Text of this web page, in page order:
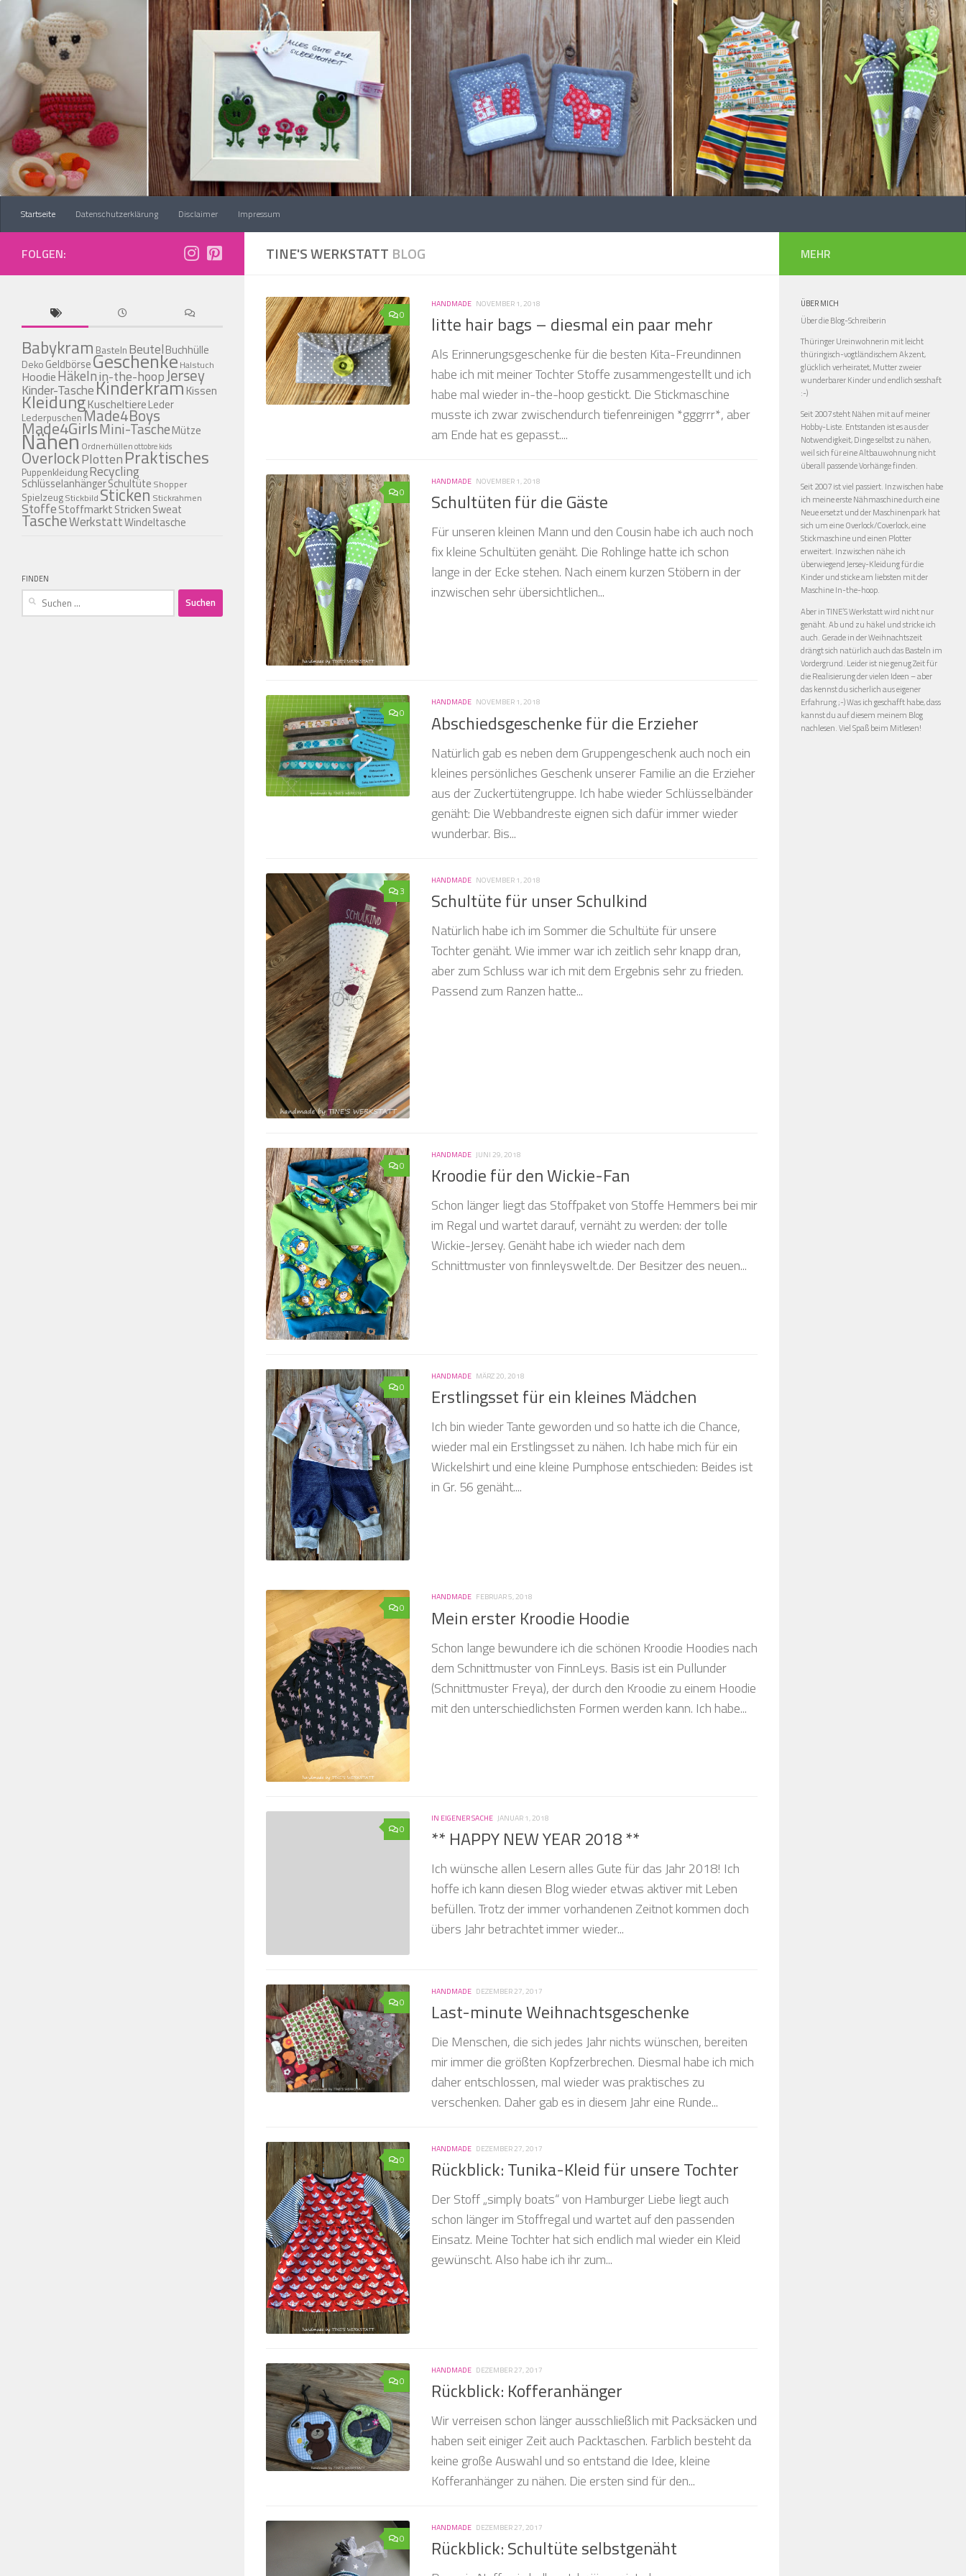
Zum Inhalt springen
Startseite Datenschutzerklärung Disclaimer Impressum
TINE'S WERKSTATT BLOG
0
HANDMADE NOVEMBER 1, 2018
litte hair bags – diesmal ein paar mehr
Als Erinnerungsgeschenke für die besten Kita-Freundinnen
habe ich mit meiner Tochter Stoffe zusammengestellt und ich
habe mal wieder in-the-hoop gestickt. Die Stickmaschine
musste ich zwar zwischendurch tiefenreinigen *gggrrr*, aber
am Ende hat es gepasst....
0
HANDMADE NOVEMBER 1, 2018
Schultüten für die Gäste
Für unseren kleinen Mann und den Cousin habe ich auch noch
fix kleine Schultüten genäht. Die Rohlinge hatte ich schon
lange in der Ecke stehen. Nach einem kurzen Stöbern in der
inzwischen sehr übersichtlichen...
0
HANDMADE NOVEMBER 1, 2018
Abschiedsgeschenke für die Erzieher
Natürlich gab es neben dem Gruppengeschenk auch noch ein
kleines persönliches Geschenk unserer Familie an die Erzieher
aus der Zuckertütengruppe. Ich habe wieder Schlüsselbänder
genäht: Die Webbandreste eignen sich dafür immer wieder
wunderbar. Bis...
3
HANDMADE NOVEMBER 1, 2018
Schultüte für unser Schulkind
Natürlich habe ich im Sommer die Schultüte für unsere
Tochter genäht. Wie immer war ich zeitlich sehr knapp dran,
aber zum Schluss war ich mit dem Ergebnis sehr zu frieden.
Passend zum Ranzen hatte...
0
HANDMADE JUNI 29, 2018
Kroodie für den Wickie-Fan
Schon länger liegt das Stoffpaket von Stoffe Hemmers bei mir
im Regal und wartet darauf, vernäht zu werden: der tolle
Wickie-Jersey. Genäht habe ich wieder nach dem
Schnittmuster von finnleyswelt.de. Der Besitzer des neuen...
0
HANDMADE MÄRZ 20, 2018
Erstlingsset für ein kleines Mädchen
Ich bin wieder Tante geworden und so hatte ich die Chance,
wieder mal ein Erstlingsset zu nähen. Ich habe mich für ein
Wickelshirt und eine kleine Pumphose entschieden: Beides ist
in Gr. 56 genäht....
0
HANDMADE FEBRUAR 5, 2018
Mein erster Kroodie Hoodie
Schon lange bewundere ich die schönen Kroodie Hoodies nach
dem Schnittmuster von FinnLeys. Basis ist ein Pullunder
(Schnittmuster Freya), der durch den Kroodie zu einem Hoodie
mit den unterschiedlichsten Formen werden kann. Ich habe...
0
IN EIGENER SACHE JANUAR 1, 2018
** HAPPY NEW YEAR 2018 **
Ich wünsche allen Lesern alles Gute für das Jahr 2018! Ich
hoffe ich kann diesen Blog wieder etwas aktiver mit Leben
befüllen. Trotz der immer vorhandenen Zeitnot kommen doch
übers Jahr betrachtet immer wieder...
0
HANDMADE DEZEMBER 27, 2017
Last-minute Weihnachtsgeschenke
Die Menschen, die sich jedes Jahr nichts wünschen, bereiten
mir immer die größten Kopfzerbrechen. Diesmal habe ich mich
daher entschlossen, mal wieder was praktisches zu
verschenken. Daher gab es in diesem Jahr eine Runde...
0
HANDMADE DEZEMBER 27, 2017
Rückblick: Tunika-Kleid für unsere Tochter
Der Stoff „simply boats“ von Hamburger Liebe liegt auch
schon länger im Stoffregal und wartet auf den passenden
Einsatz. Meine Tochter hat sich endlich mal wieder ein Kleid
gewünscht. Also habe ich ihr zum...
0
HANDMADE DEZEMBER 27, 2017
Rückblick: Kofferanhänger
Wir verreisen schon länger ausschließlich mit Packsäcken und
haben seit einiger Zeit auch Packtaschen. Farblich besteht da
keine große Auswahl und so entstand die Idee, kleine
Kofferanhänger zu nähen. Die ersten sind für den...
0
HANDMADE DEZEMBER 27, 2017
Rückblick: Schultüte selbstgenäht
FOLGEN:
Babykram Basteln BeutelBuchhülle
Deko GeldbörseGeschenke Halstuch
HoodieHäkelnin-the-hoopJersey
Kinder-TascheKinderkramKissen
KleidungKuscheltiereLeder
LederpuschenMade4Boys
Made4GirlsMini-TascheMütze
NähenOrdnerhüllenottobre kids
OverlockPlottenPraktisches
PuppenkleidungRecycling
SchlüsselanhängerSchultüte Shopper
SpielzeugStickbildStickenStickrahmen
StoffeStoffmarktStrickenSweat
TascheWerkstattWindeltasche
FINDEN
Suchen
nach:
MEHR
ÜBER MICH
Über die Blog-Schreiberin
Thüringer Ureinwohnerin mit leicht
thüringisch-vogtländischem Akzent,
glücklich verheiratet, Mutter zweier
wunderbarer Kinder und endlich sesshaft
:-)
Seit 2007 steht Nähen mit auf meiner
Hobby-Liste. Entstanden ist es aus der
Notwendigkeit, Dinge selbst zu nähen,
weil sich für eine Altbauwohnung nicht
überall passende Vorhänge finden.
Seit 2007 ist viel passiert. Inzwischen habe
ich meine erste Nähmaschine durch eine
Neue ersetzt und der Maschinenpark hat
sich um eine Overlock/Coverlock, eine
Stickmaschine und einen Plotter
erweitert. Inzwischen nähe ich
überwiegend Jersey-Kleidung für die
Kinder und sticke am liebsten mit der
Maschine In-the-hoop.
Aber in TINE’S Werkstatt wird nicht nur
genäht. Ab und zu häkel und stricke ich
auch. Gerade in der Weihnachtszeit
drängt sich natürlich auch das Basteln im
Vordergrund. Leider ist nie genug Zeit für
die Realisierung der vielen Ideen – aber
das kennst du sicherlich aus eigener
Erfahrung ;-) Was ich geschafft habe, dass
kannst du auf diesem meinem Blog
nachlesen. Viel Spaß beim Mitlesen!